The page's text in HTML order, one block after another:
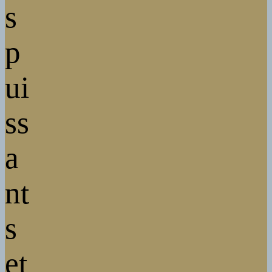
s
p
ui
ss
a
nt
s
et